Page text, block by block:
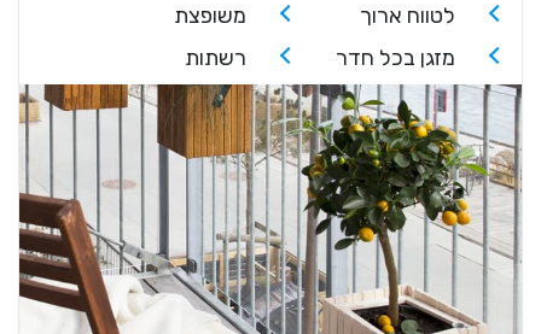
לטווח ארוך
משופצת
מזגן בכל חדר
רשתות